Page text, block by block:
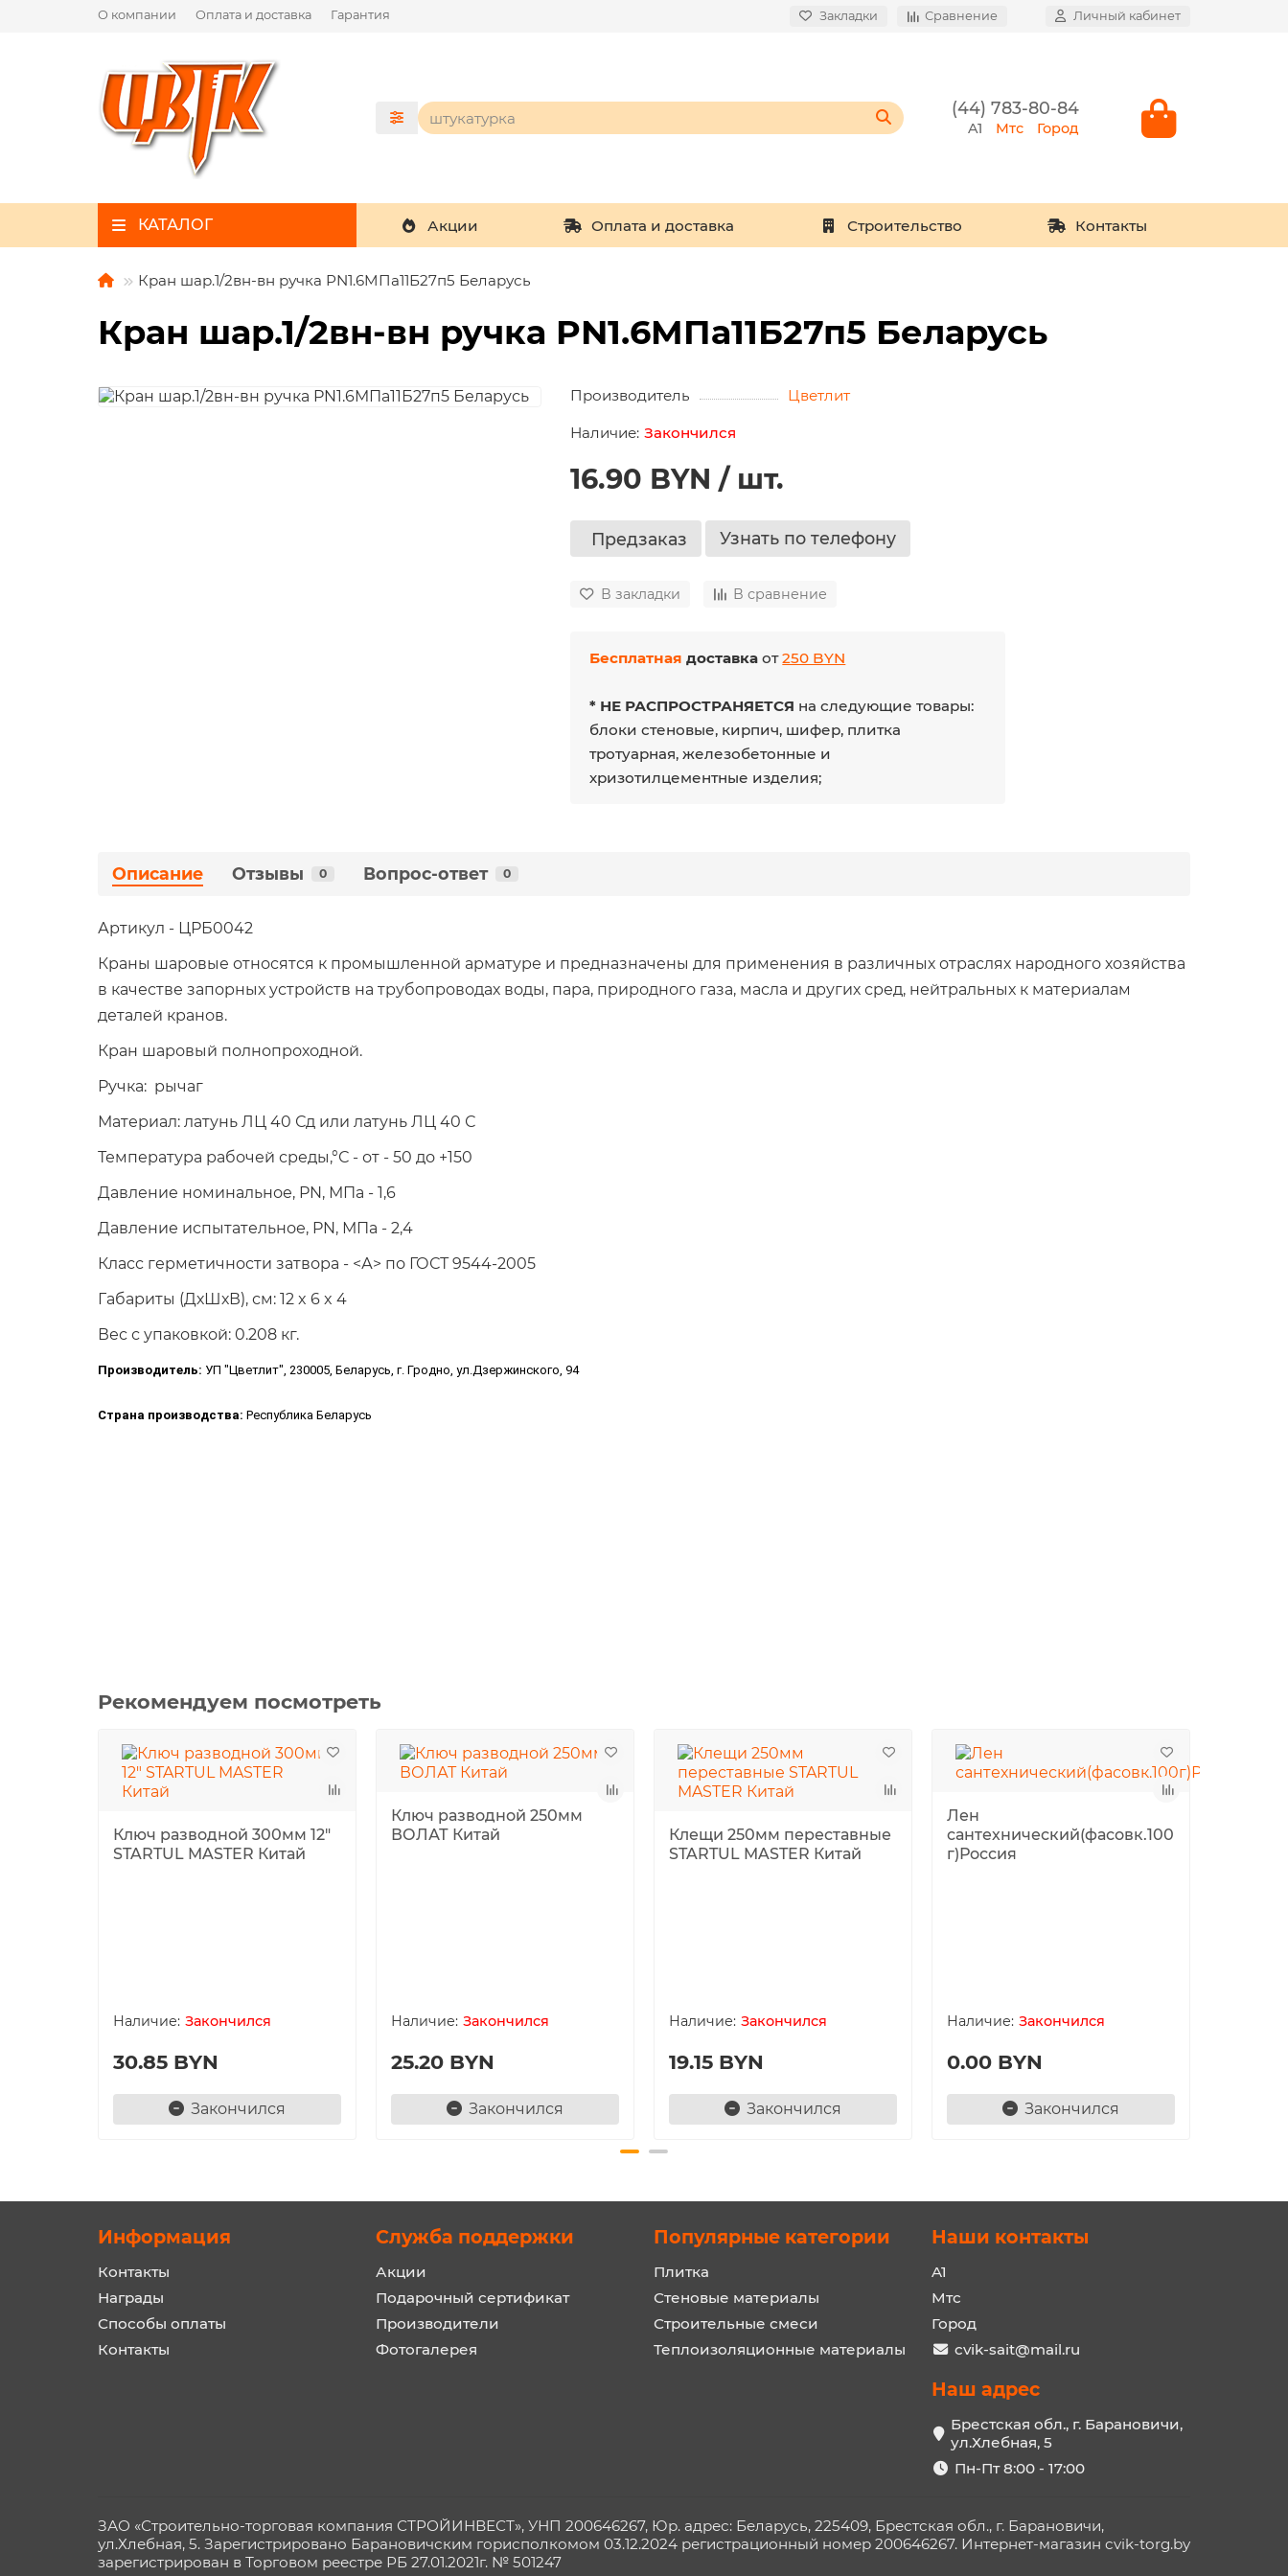
О компании Оплата и доставка Гарантия Закладки Сравнение Личный кабинет
(44) 783-80-84
A1 Мтс Город
КАТАЛОГ Акции Оплата и доставка Строительство Контакты
Кран шар.1/2вн-вн ручка PN1.6MПа11Б27п5 Беларусь
Кран шар.1/2вн-вн ручка PN1.6MПа11Б27п5 Беларусь
Производитель Цветлит
Закончился
16.90 BYN / шт.
Предзаказ Узнать по телефону
В закладки В сравнение
Бесплатная доставка от250 BYN
* НЕ РАСПРОСТРАНЯЕТСЯ на следующие товары:
блоки стеновые, кирпич, шифер, плитка
тротуарная, железобетонные и
хризотилцементные изделия;
Описание Отзывы 0 Вопрос-ответ 0
Артикул - ЦРБ0042
Краны шаровые относятся к промышленной арматуре и предназначены для применения в различных отраслях народного хозяйства
в качестве запорных устройств на трубопроводах воды, пара, природного газа, масла и других сред, нейтральных к материалам
деталей кранов.
Кран шаровый полнопроходной.
Ручка: рычаг
Материал: латунь ЛЦ 40 Сд или латунь ЛЦ 40 С
Температура рабочей среды,°С - от - 50 до +150
Давление номинальное, PN, МПа - 1,6
Давление испытательное, PN, МПа - 2,4
Класс герметичности затвора - <А> по ГОСТ 9544-2005
Габариты (ДхШхВ), см: 12 x 6 x 4
Вес с упаковкой: 0.208 кг.
Производитель: УП "Цветлит", 230005, Беларусь, г. Гродно, ул.Дзержинского, 94
Страна производства: Республика Беларусь
Рекомендуем посмотреть
Ключ разводной 300мм 12"
STARTUL MASTER Китай
Закончился
30.85 BYN
Закончился
Ключ разводной 250мм
ВОЛАТ Китай
Закончился
25.20 BYN
Закончился
Клещи 250мм переставные
STARTUL MASTER Китай
Закончился
19.15 BYN
Закончился
Лен
сантехнический(фасовк.100
г)Россия
Закончился
0.00 BYN
Закончился
Информация
Контакты
Награды
Способы оплаты
Контакты
Служба поддержки
Акции
Подарочный сертификат
Производители
Фотогалерея
Популярные категории
Плитка
Стеновые материалы
Строительные смеси
Теплоизоляционные материалы
Наши контакты
A1
Мтс
Город
cvik-sait@mail.ru
Наш адрес
Брестская обл., г. Барановичи,
ул.Хлебная, 5
Пн-Пт 8:00 - 17:00
ЗАО «Строительно-торговая компания СТРОЙИНВЕСТ», УНП 200646267, Юр. адрес: Беларусь, 225409, Брестская обл., г. Барановичи,
ул.Хлебная, 5. Зарегистрировано Барановичским горисполкомом 03.12.2024 регистрационный номер 200646267. Интернет-магазин cvik-torg.by
зарегистрирован в Торговом реестре РБ 27.01.2021г. № 501247